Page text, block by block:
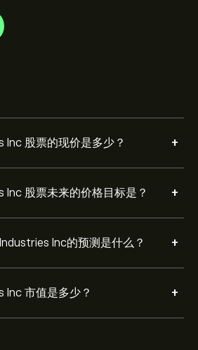
Inc 股票的现价是多少？ +
Inc 股票未来的价格目标是？ +
Inc的预测是什么？ +
Inc 市值是多少？ +